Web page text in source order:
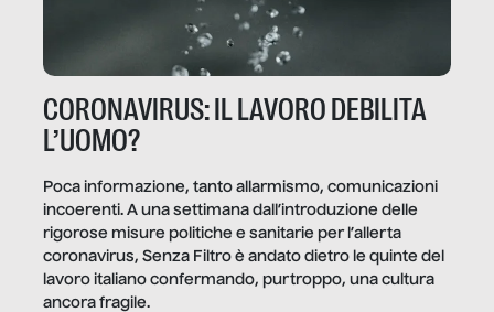
CORONAVIRUS: IL LAVORO DEBILITA
L’UOMO?
Poca informazione, tanto allarmismo, comunicazioni
incoerenti. A una settimana dall’introduzione delle
rigorose misure politiche e sanitarie per l’allerta
coronavirus, Senza Filtro è andato dietro le quinte del
lavoro italiano confermando, purtroppo, una cultura
ancora fragile.